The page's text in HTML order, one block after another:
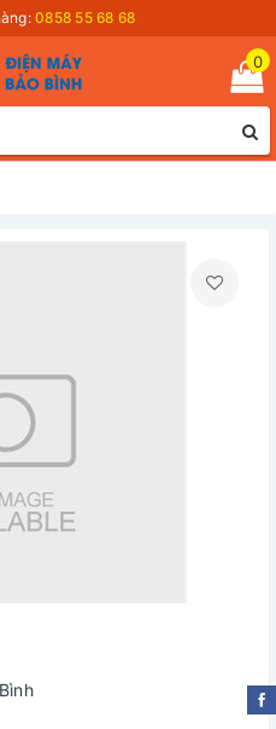
0858 55 68 68
0